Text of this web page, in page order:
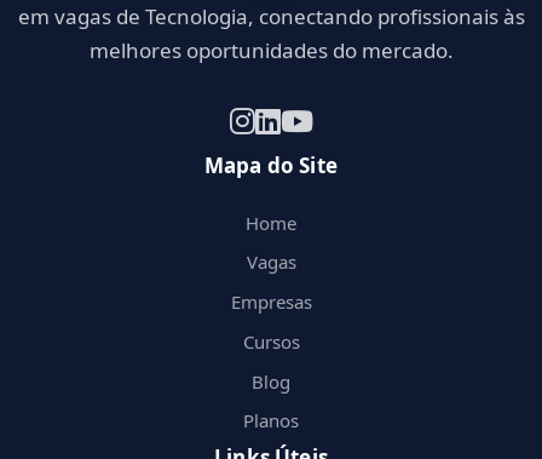
em vagas de Tecnologia, conectando profissionais às
melhores oportunidades do mercado.
Mapa do Site
Home
Vagas
Empresas
Cursos
Blog
Planos